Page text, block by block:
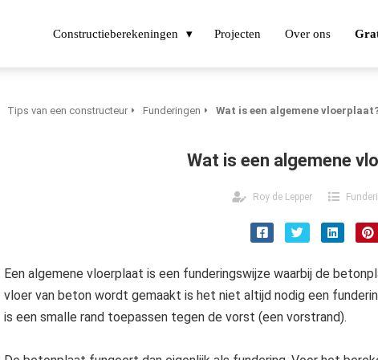
Constructieberekeningen Projecten Over ons
Tips van een constructeur Funderingen Wat is een algemene
Wat is een algemene
Roy de Lepper
Een algemene vloerplaat is een funderingswijze waarbij de
vloer van beton wordt gemaakt is het niet altijd nodig een
is een smalle rand toepassen tegen de vorst (een vorstrand).